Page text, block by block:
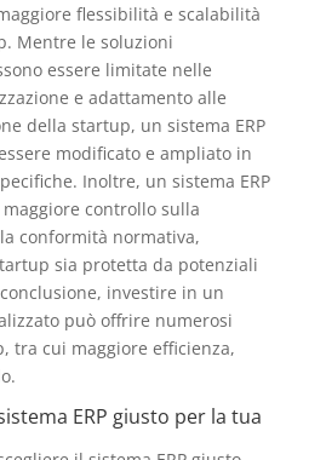
flessibilità e scalabilità
Mentre le soluzioni
essere limitate nelle
e adattamento alle
della startup, un sistema ERP
modificato e ampliato in
Inoltre, un sistema ERP
controllo sulla
conformità normativa,
sia protetta da potenziali
investire in un
può offrire numerosi
tra cui maggiore efficienza,
ERP giusto per la tua